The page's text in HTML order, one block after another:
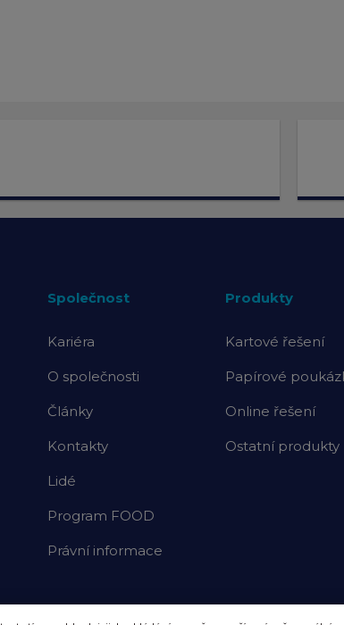
Společnost
Kariéra
O společnosti
Články
Kontakty
Lidé
Program FOOD
Právní informace
Produkty
Kartové řešení
Papírové
Online řešení
Ostatní produkty